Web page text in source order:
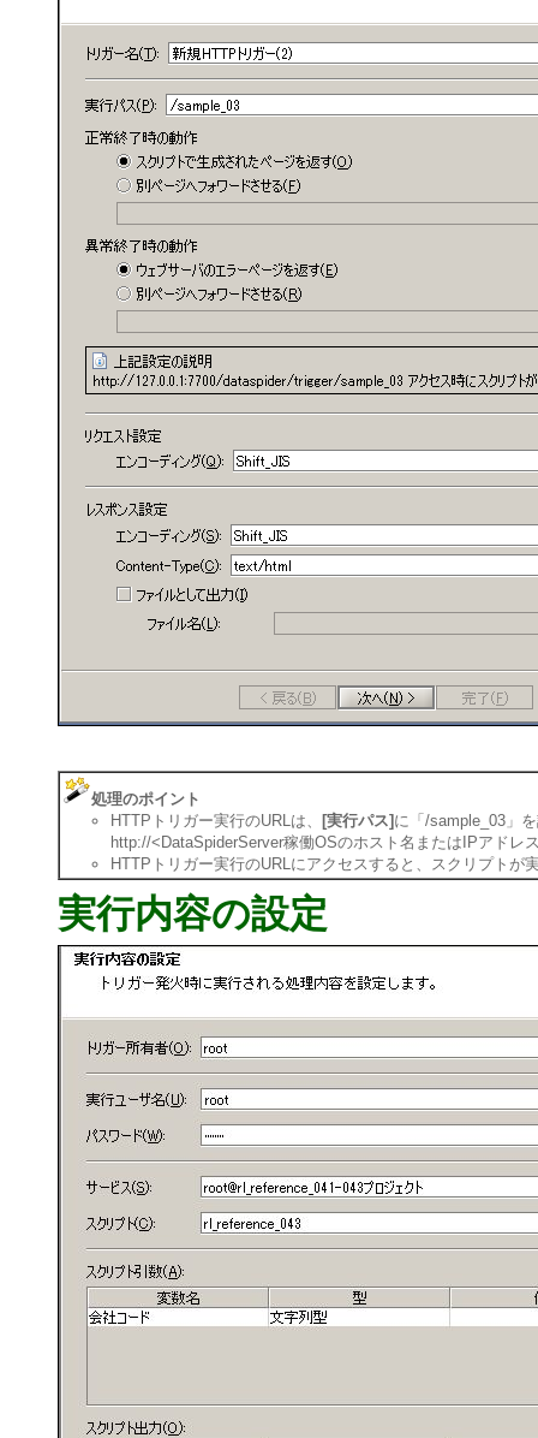
処理のポイント
HTTPトリガー実行のURLは、
[実行パス] に「/sample_03」
http://<DataSpiderServer稼働OSのホスト名またはIPアドレ
HTTPトリガー実行のURLにアクセスすると、スクリプトが
実行内容の設定